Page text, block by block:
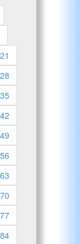
21
28
35
42
49
56
63
70
77
84